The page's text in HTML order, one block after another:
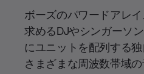
ボーズのパワードアレ
求めるDJやシンガーソ
にユニットを配列する
さまざまな周波数帯域